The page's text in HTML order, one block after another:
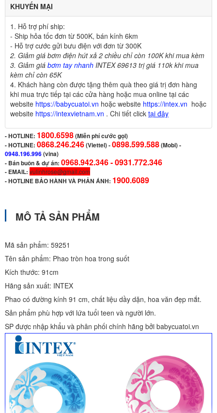
KHUYẾN MẠI
1. Hỗ trợ phí ship:
- Ship hỏa tốc đơn từ 500K, bán kính 6km
- Hỗ trợ cước gửi bưu điện với đơn từ 300K
2. Giảm giá bơm điện hút xả 2 chiều chỉ còn 100K khi mua kèm
3. Giảm giá bơm tay nhanh INTEX 69613 trị giá 110k khi mua
kèm chỉ còn 65K
4. Khách hàng còn được tặng thêm quà theo giá trị đơn hàng
khi mua trực tiếp tại các cửa hàng hoặc mua online tại các
website https://babycuatoi.vn hoặc website https://intex.vn hoặc
website https://intexvietnam.vn . Chi tiết click tại đây
-HOTLINE: 1800.6598(Miễn phí cước gọi)
- HOTLINE: 0868.246.246(Viettel)-0898.599.588(Mobi) -
0948.196.996(vina)
- Bán buôn & dự án: 0968.942.346 -0931.772.346
- EMAIL: vulinhrose@gmail.com
-HOTLINE BẢO HÀNH VÀ PHẢN ÁNH: 1900.6089
MÔ TẢ SẢN PHẨM
Mã sản phẩm: 59251
Tên sản phẩm: Phao tròn hoa trong suốt
Kích thước: 91cm
Hãng sản xuất: INTEX
Phao có đường kính 91 cm, chất liệu dầy dặn, hoa văn đẹp mắt.
Sản phẩm phù hợp với lứa tuổi teen và người lớn.
SP được nhập khẩu và phân phối chính hãng bởi babycuatoi.vn